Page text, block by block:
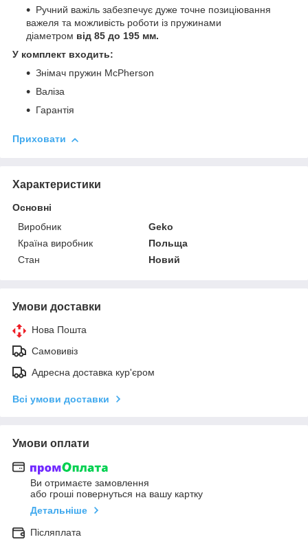
Ручний важіль забезпечує дуже точне позиціювання
важеля та можливість роботи із пружинами
діаметром від 85 до 195 мм.
У комплект входить:
Знімач пружин McPherson
Валіза
Гарантія
Приховати
Характеристики
Основні
Виробник
Geko
Країна виробник
Польща
Стан
Новий
Умови доставки
Нова Пошта
Самовивіз
Адресна доставка кур'єром
Всі умови доставки
Умови оплати
Ви отримаєте замовлення
або гроші повернуться на вашу картку
Детальніше
Післяплата